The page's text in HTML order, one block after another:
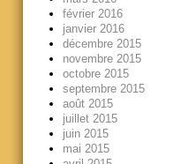
février 2016
janvier 2016
décembre 2015
novembre 2015
octobre 2015
septembre 2015
août 2015
juillet 2015
juin 2015
mai 2015